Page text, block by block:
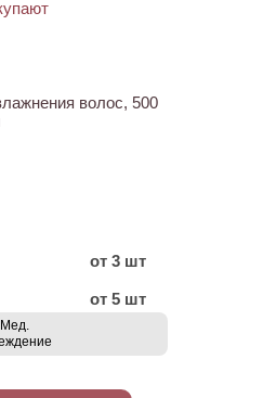
волос, 500
от 3 шт
от 5 шт
Мед.